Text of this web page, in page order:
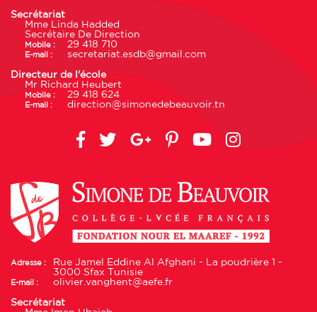
Secrétariat
Mme Linda Hadded
Secrétaire De Direction
Mobile : 29 418 710
E-mail : secretariat.esdb@gmail.com
Directeur de l'école
Mr Richard Heubert
Mobile : 29 418 624
E-mail : direction@simonedebeauvoir.tn
Adresse :
Rue Jamel Eddine Al Afghani - La poudrière 1 -
3000 Sfax Tunisie
E-mail : olivier.vanghent@aefe.fr
Secrétariat